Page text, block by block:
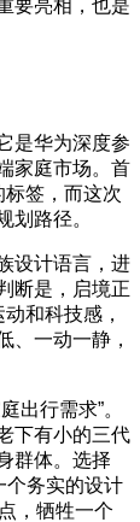
要亮相，也是
是华为深度参
家庭市场。首
标签，而这次
划路径。
设计语言，进
断是，启境正
和科技感，
、一动一静，
出行需求”。
下有小的三代
群体。选择
个务实的设计
，牺牲一个